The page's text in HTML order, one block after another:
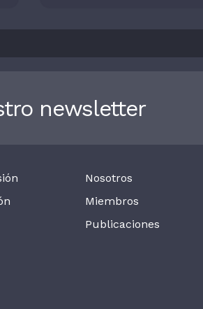
newsletterNewsletter
Nosotros
Miembros
Publicaciones